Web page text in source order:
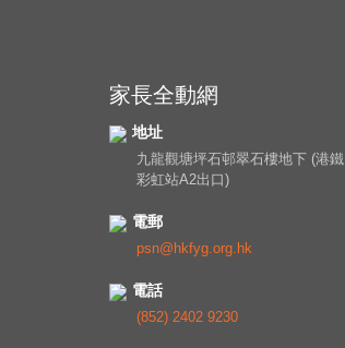
家長全動網
地址
九龍觀塘坪石邨翠石樓地下 (港鐵
彩虹站A2出口)
電郵
psn@hkfyg.org.hk
電話
(852) 2402 9230